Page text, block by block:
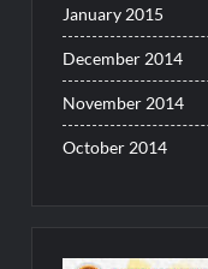
January 2015
December 2014
November 2014
October 2014